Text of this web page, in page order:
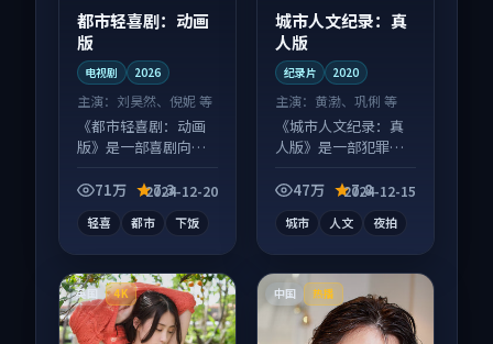
都市轻喜剧：动画
版
电视剧 2026
主演： 刘昊然、倪妮 等
《都市轻喜剧：动画
版》是一部喜剧向电
端观看，细节更丰
71万 7.3
2024-12-20
轻喜 都市 下饭
城市人文纪录：真
人版
纪录片 2020
主演： 黄渤、巩俐 等
《城市人文纪录：真
人版》是一部犯罪向
续发酵，适合周末一
47万 7.8
2024-12-15
城市 人文 夜拍
英国 4K 中国 热播